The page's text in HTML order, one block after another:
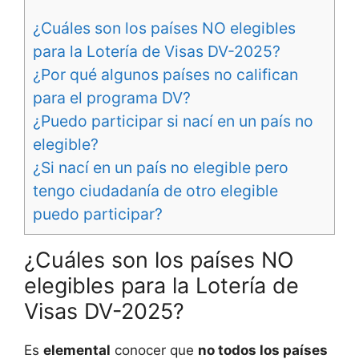
¿Cuáles son los países NO elegibles
para la Lotería de Visas DV-2025?
¿Por qué algunos países no califican
para el programa DV?
¿Puedo participar si nací en un país no
elegible?
¿Si nací en un país no elegible pero
tengo ciudadanía de otro elegible
puedo participar?
¿Cuáles son los países NO
elegibles para la Lotería de
Visas DV-2025?
Es elemental conocer que no todos los países